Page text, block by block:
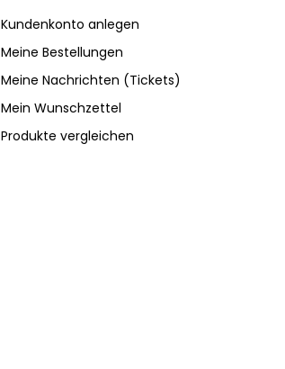
Kundenkonto anlegen
Meine Bestellungen
Meine Nachrichten (Tickets)
Mein Wunschzettel
Produkte vergleichen